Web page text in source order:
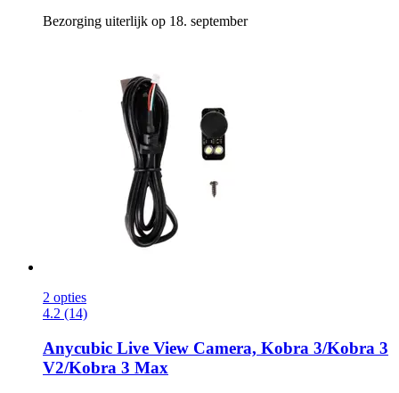
Bezorging uiterlijk op 18. september
2 opties
4.2 (14)
Anycubic Live View Camera, Kobra 3/Kobra 3
V2/Kobra 3 Max